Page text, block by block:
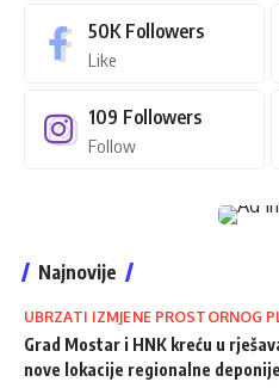
50K Followers
Like
109 Followers
Follow
Najnovije
UBRZATI IZMJENE PROSTORNOG
Grad Mostar i HNK kreću u
nove lokacije regionalne deponije